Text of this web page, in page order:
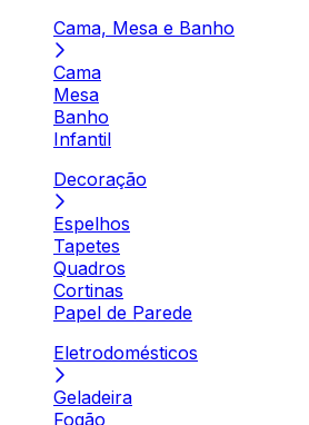
Cama, Mesa e Banho
Cama
Mesa
Banho
Infantil
Decoração
Espelhos
Tapetes
Quadros
Cortinas
Papel de Parede
Eletrodomésticos
Geladeira
Fogão